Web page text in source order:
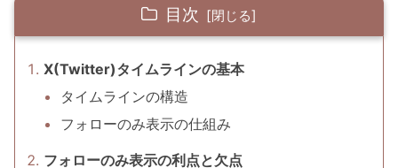
目次
X(Twitter)タイムラインの基本
タイムラインの構造
フォローのみ表示の仕組み
フォローのみ表示の利点と欠点